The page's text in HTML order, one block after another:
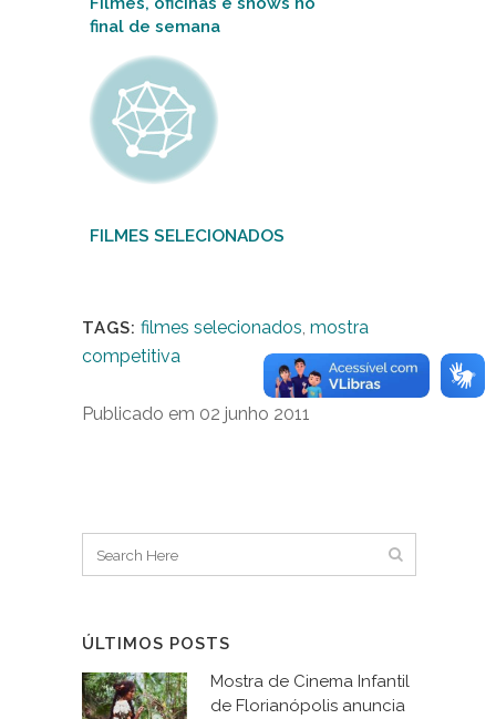
final de semana
FILMES SELECIONADOS
TAGS: filmes selecionados, mostra
competitiva
Publicado em 02 junho 2011
ÚLTIMOS POSTS
Mostra de Cinema Infantil
de Florianópolis anuncia